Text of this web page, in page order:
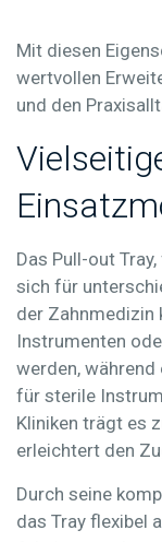
Mit diesen
wertvollen
und den
Das Pull-out
sich für
der Zahnmedizin
Instrumenten
werden, während
für sterile
Kliniken trägt es
erleichtert den
Durch seine
das Tray flexibel